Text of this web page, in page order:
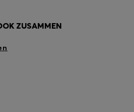
ZUSAMMEN